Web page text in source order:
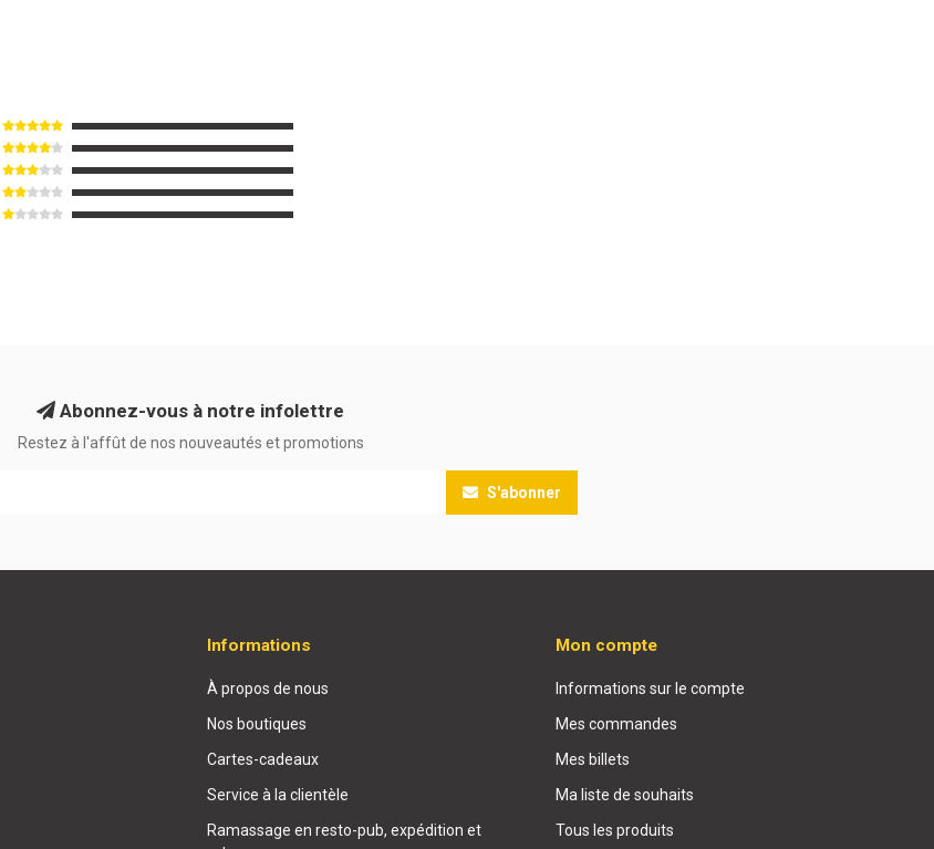
Abonnez-vous à notre infolettre
Restez à l'affût de nos nouveautés et promotions
S'abonner
Informations
À propos de nous
Nos boutiques
Cartes-cadeaux
Service à la clientèle
Ramassage en resto-pub, expédition et
Mon compte
Informations sur le compte
Mes commandes
Mes billets
Ma liste de souhaits
Tous les produits